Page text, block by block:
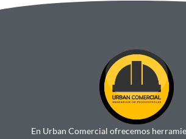
En Urban Comercial ofrecemos